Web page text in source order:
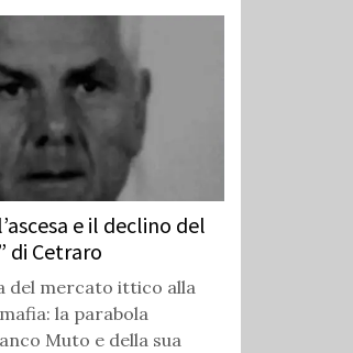
e il declino del
di Cetraro
del mercato ittico alla
la parabola
Muto e della sua